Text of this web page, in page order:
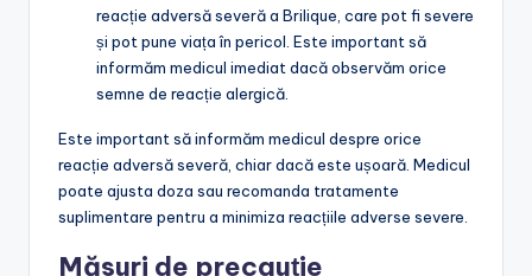
reacție adversă severă a Brilique, care pot fi severe
și pot pune viața în pericol. Este important să
informăm medicul imediat dacă observăm orice
semne de reacție alergică.
Este important să informăm medicul despre orice
reacție adversă severă, chiar dacă este ușoară. Medicul
poate ajusta doza sau recomanda tratamente
suplimentare pentru a minimiza reacțiile adverse severe.
Măsuri de precauție